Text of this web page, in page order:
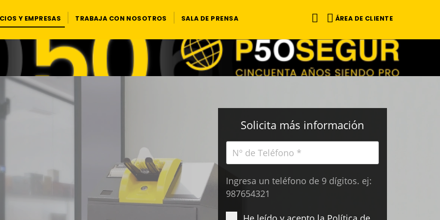
Y EMPRESAS TRABAJA CON NOSOTROS SALA DE PRENSA ÁREA DE CLIENTE
Solicita más información
Ingresa un teléfono de 9 dígitos. ej:
987654321